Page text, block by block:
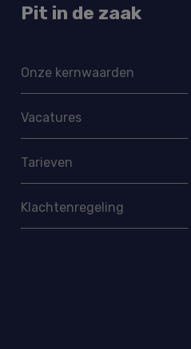
Pit in de zaak
Onze kernwaarden
Vacatures
Tarieven
Klachtenregeling